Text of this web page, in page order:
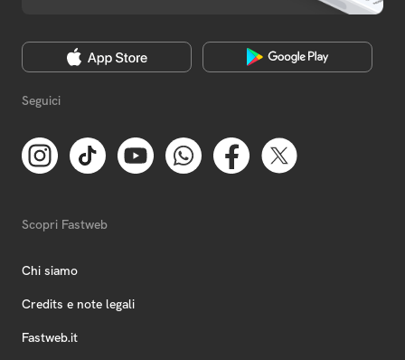
Seguici
Scopri Fastweb
Chi siamo
Credits e note legali
Fastweb.it